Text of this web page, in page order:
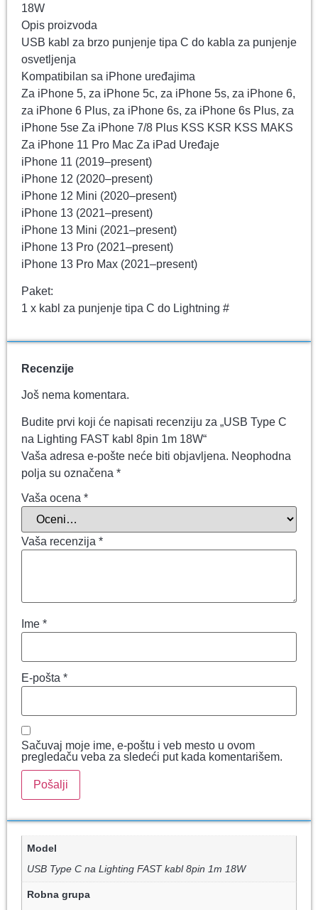
18W
Opis proizvoda
USB kabl za brzo punjenje tipa C do kabla za punjenje
osvetljenja
Kompatibilan sa iPhone uređajima
Za iPhone 5, za iPhone 5c, za iPhone 5s, za iPhone 6,
za iPhone 6 Plus, za iPhone 6s, za iPhone 6s Plus, za
iPhone 5se Za iPhone 7/8 Plus KSS KSR KSS MAKS
Za iPhone 11 Pro Mac Za iPad Uređaje
iPhone 11 (2019–present)
iPhone 12 (2020–present)
iPhone 12 Mini (2020–present)
iPhone 13 (2021–present)
iPhone 13 Mini (2021–present)
iPhone 13 Pro (2021–present)
iPhone 13 Pro Max (2021–present)
Paket:
1 x kabl za punjenje tipa C do Lightning #
Recenzije
Još nema komentara.
Budite prvi koji će napisati recenziju za „USB Type C
na Lighting FAST kabl 8pin 1m 18W“
Vaša adresa e-pošte neće biti objavljena. Neophodna
polja su označena *
Vaša ocena *
Vaša recenzija *
Ime *
E-pošta *
Sačuvaj moje ime, e-poštu i veb mesto u ovom
pregledaču veba za sledeći put kada komentarišem.
Model
USB Type C na Lighting FAST kabl 8pin 1m 18W
Robna grupa